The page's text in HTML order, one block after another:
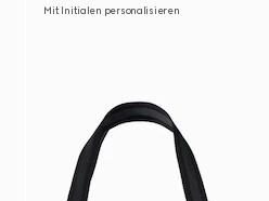
Mit Initialen personalisieren